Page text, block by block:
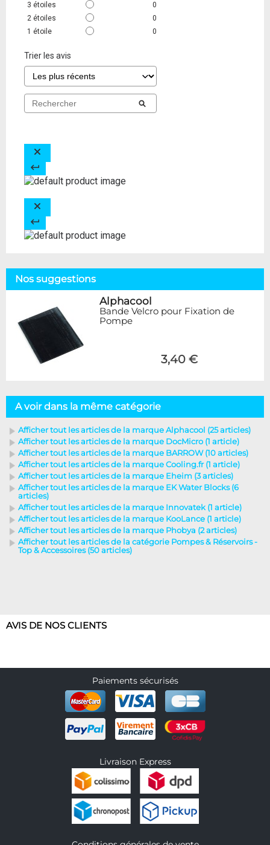
3 étoiles
0
2 étoiles
0
1 étoile 0
Trier les avis
Nos suggestions
Alphacool
Bande Velcro pour Fixation de
Pompe
3,40 €
A voir dans la même catégorie
Afficher tout les articles de la marque Alphacool (25 articles)
Afficher tout les articles de la marque DocMicro (1 article)
Afficher tout les articles de la marque BARROW (10 articles)
Afficher tout les articles de la marque Cooling.fr (1 article)
Afficher tout les articles de la marque Eheim (3 articles)
Afficher tout les articles de la marque EK Water Blocks (6
articles)
Afficher tout les articles de la marque Innovatek (1 article)
Afficher tout les articles de la marque KooLance (1 article)
Afficher tout les articles de la marque Phobya (2 articles)
Afficher tout les articles de la catégorie Pompes & Réservoirs -
Top & Accessoires (50 articles)
AVIS DE NOS CLIENTS
Paiements sécurisés
Livraison Express